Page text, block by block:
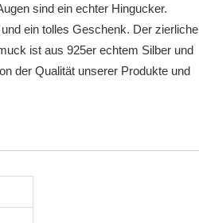
sind ein echter Hingucker.
ein tolles Geschenk. Der zierliche
ist aus 925er echtem Silber und
der Qualität unserer Produkte und